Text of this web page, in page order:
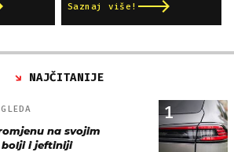
Saznaj više!
NAJČITANIJE
1
na svojim
bolji i jeftiniji